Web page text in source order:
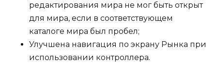
редактирования мира не мог быть открыт
для мира, если в соответствующем
каталоге мира был пробел;
Улучшена навигация по экрану Рынка при
использовании контроллера.